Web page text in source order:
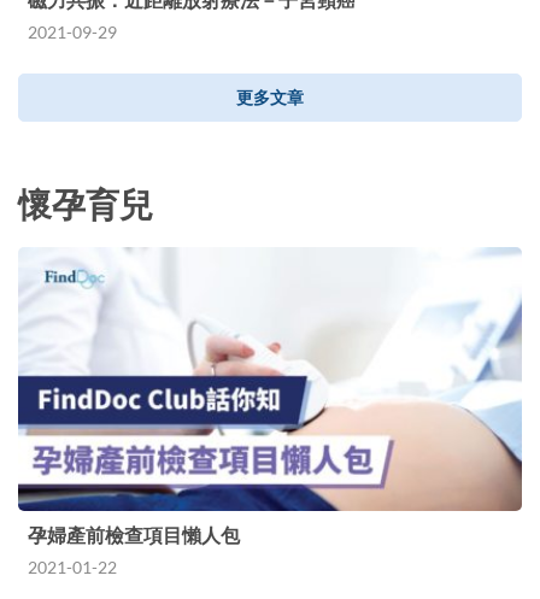
2021-09-29
更多文章
懷孕育兒
孕婦產前檢查項目懶人包
2021-01-22